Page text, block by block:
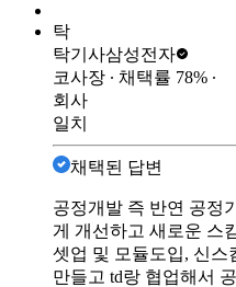
탁
탁기사삼성전자
코사장 ∙ 채택률 78% ∙
회사
일치
채택된 답변
공정개발 즉 반연 공정
게 개선하고 새로운 스
셋업 및 모듈도입, 신스
만들고 td랑 협업해서